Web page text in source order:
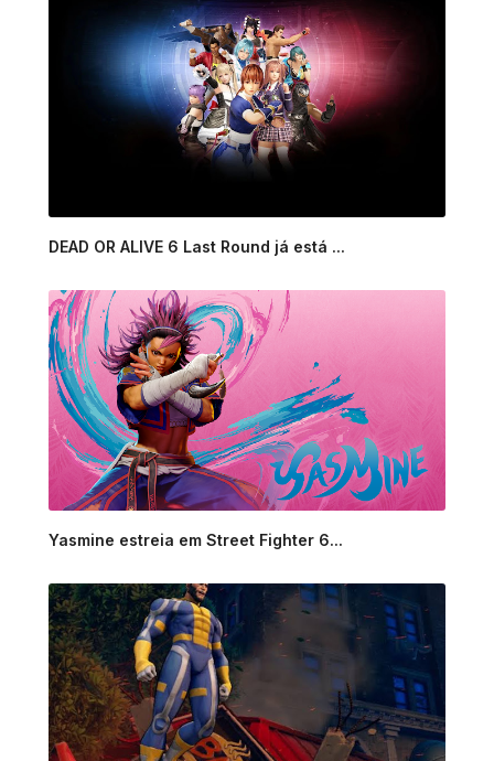
DEAD OR ALIVE 6 Last Round já está ...
Yasmine estreia em Street Fighter 6...